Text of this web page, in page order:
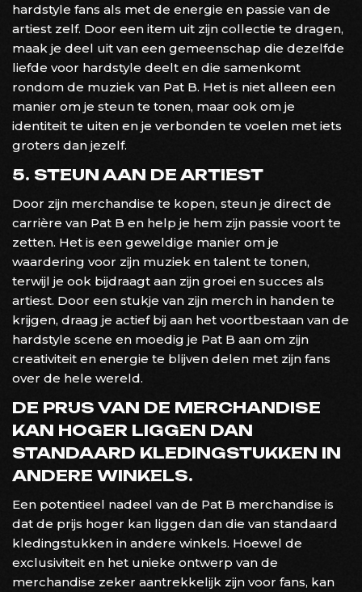
hardstyle fans als met de energie en passie van de
artiest zelf. Door een item uit zijn collectie te dragen,
maak je deel uit van een gemeenschap die dezelfde
liefde voor hardstyle deelt en die samenkomt
rondom de muziek van Pat B. Het is niet alleen een
manier om je steun te tonen, maar ook om je
identiteit te uiten en je verbonden te voelen met iets
groters dan jezelf.
5. STEUN AAN DE ARTIEST
Door zijn merchandise te kopen, steun je direct de
carrière van Pat B en help je hem zijn passie voort te
zetten. Het is een geweldige manier om je
waardering voor zijn muziek en talent te tonen,
terwijl je ook bijdraagt aan zijn groei en succes als
artiest. Door een stukje van zijn merch in handen te
krijgen, draag je actief bij aan het voortbestaan van de
hardstyle scene en moedig je Pat B aan om zijn
creativiteit en energie te blijven delen met zijn fans
over de hele wereld.
DE PRIJS VAN DE MERCHANDISE
KAN HOGER LIGGEN DAN
STANDAARD KLEDINGSTUKKEN IN
ANDERE WINKELS.
Een potentieel nadeel van de Pat B merchandise is
dat de prijs hoger kan liggen dan die van standaard
kledingstukken in andere winkels. Hoewel de
exclusiviteit en het unieke ontwerp van de
merchandise zeker aantrekkelijk zijn voor fans, kan